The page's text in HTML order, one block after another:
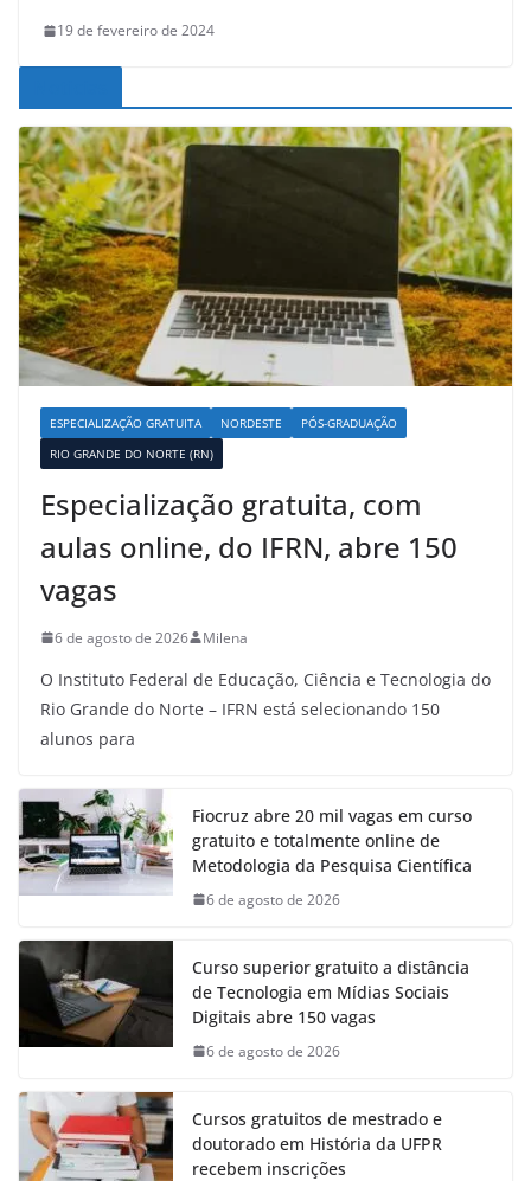
19 de fevereiro de 2024
ESPECIALIZAÇÃO GRATUITA NORDESTE
PÓS-GRADUAÇÃO
RIO GRANDE DO NORTE (RN)
Especialização gratuita, com
aulas online, do IFRN, abre 150
vagas
6 de agosto de 2026 Milena
O Instituto Federal de Educação, Ciência e Tecnologia do
Rio Grande do Norte – IFRN está selecionando 150
alunos para
Fiocruz abre 20 mil vagas em curso
gratuito e totalmente online de
Metodologia da Pesquisa Científica
6 de agosto de 2026
Curso superior gratuito a distância
de Tecnologia em Mídias Sociais
Digitais abre 150 vagas
6 de agosto de 2026
Cursos gratuitos de mestrado e
doutorado em História da UFPR
recebem inscrições